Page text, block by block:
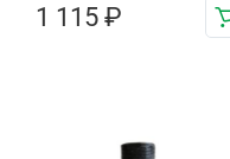
1 115 ₽